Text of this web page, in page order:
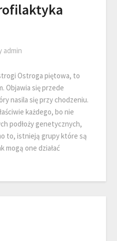
admin
Ostroga piętowa, to
Objawia się przede
nasila się przy chodzeniu.
każdego, bo nie
podłoży genetycznych,
to, istnieją grupy które są
mogą one działać